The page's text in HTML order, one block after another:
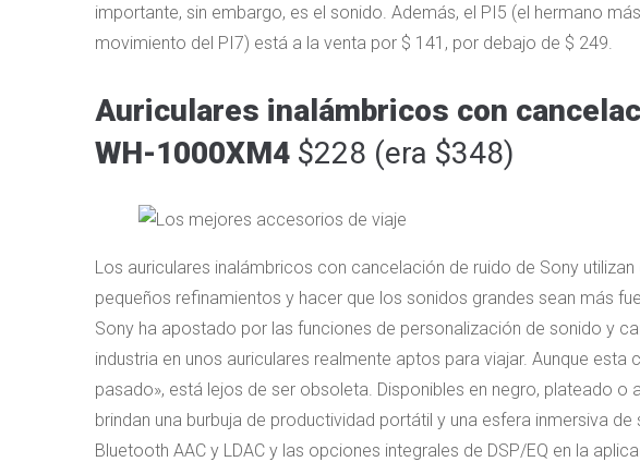
importante, sin embargo, es el sonido. Además, el PI5 (el hermano
movimiento del PI7) está a la venta por $ 141, por debajo de $ 249.
Auriculares inalámbricos con
WH-1000XM4 $228 (era $348)
Los auriculares inalámbricos con cancelación de ruido de Sony
pequeños refinamientos y hacer que los sonidos grandes sean más
Sony ha apostado por las funciones de personalización de sonido y
industria en unos auriculares realmente aptos para viajar. Aunque
pasado», está lejos de ser obsoleta. Disponibles en negro, plateado o
brindan una burbuja de productividad portátil y una esfera inmersiva
Bluetooth AAC y LDAC y las opciones integrales de DSP/EQ en la